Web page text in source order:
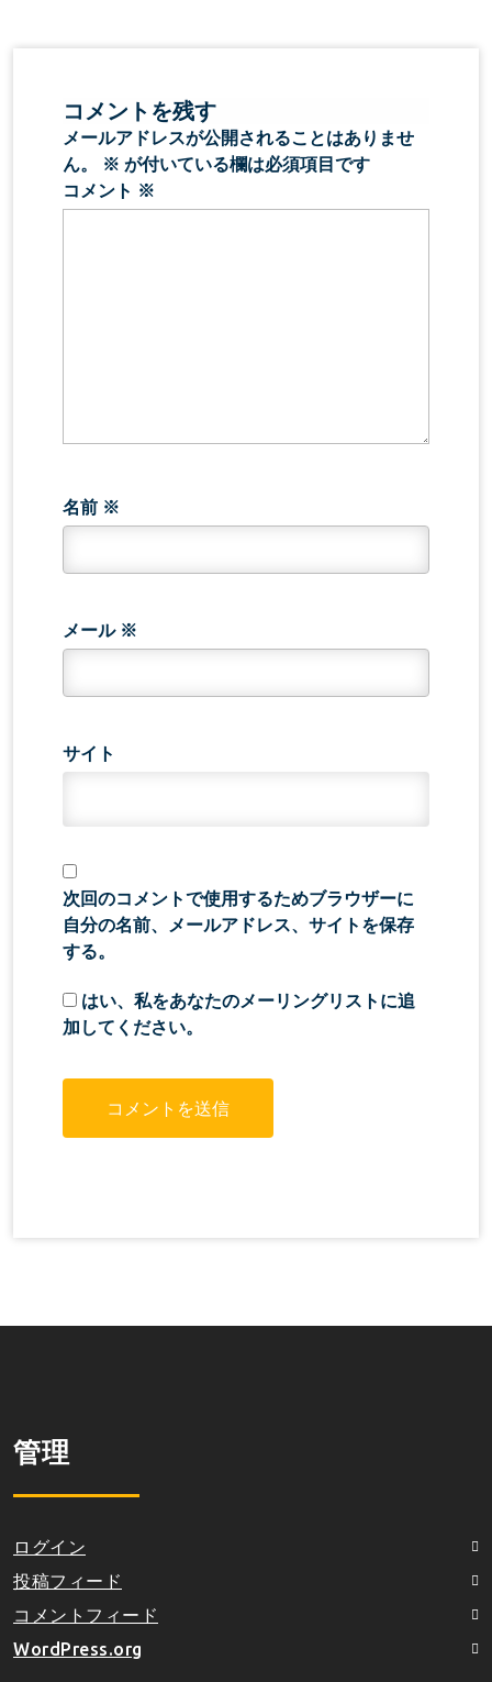
コメントを残す
メールアドレスが公開されることはありませ
ん。
※ が付いている欄は必須項目です
コメント ※
名前 ※
メール ※
サイト
次回のコメントで使用するためブラウザーに
自分の名前、メールアドレス、サイトを保存
する。
はい、私をあなたのメーリングリストに追
加してください。
管理
ログイン
投稿フィード
コメントフィード
WordPress.org